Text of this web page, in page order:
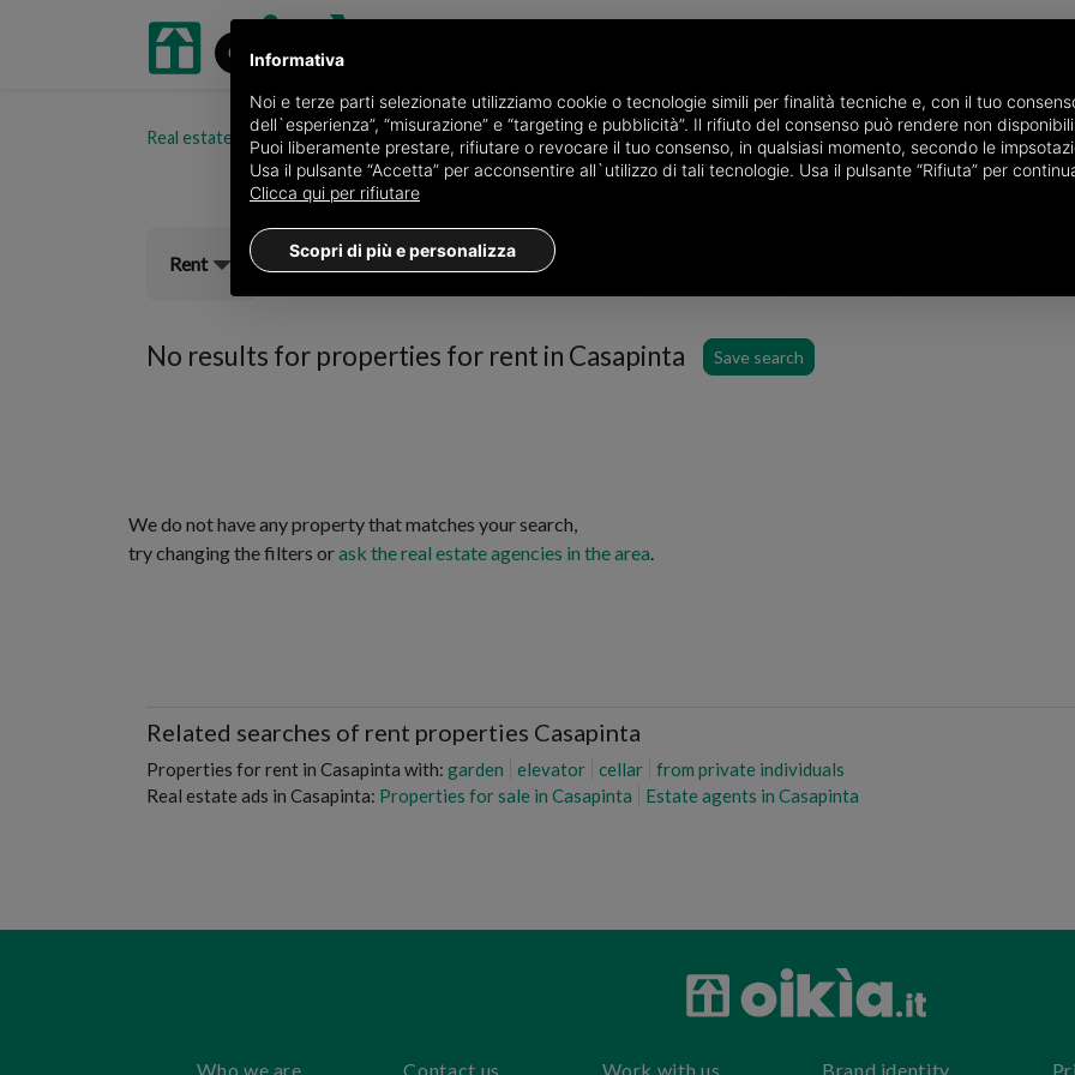
Real estate portal oikia.it Properties for rent in the province of Biella Properties for rent in Casapinta
Rent
No results for properties for rent in Casapinta Save search
We do not have any property that matches your search,
try changing the filters orask the real estate agencies in the area.
Related searches of rent properties Casapinta
Properties for rent in Casapinta with: garden elevator cellar
from private individuals
Real estate ads in Casapinta: Properties for sale in Casapinta Estate agents in Casapinta
Who we are Contact us Work with us Brand identity
Informativa
Noi e terze parti selezionate utilizziamo cookie o tecnologie simili per finalità tecniche e, con il tuo
dell`esperienza”, “misurazione” e “targeting e pubblicità”. Il rifiuto del consenso può rendere non
Puoi liberamente prestare, rifiutare o revocare il tuo consenso, in qualsiasi momento, secondo le
Usa il pulsante “Accetta” per acconsentire all`utilizzo di tali tecnologie. Usa il pulsante “Rifiuta” per
Clicca qui per rifiutare
Scopri di più e personalizza